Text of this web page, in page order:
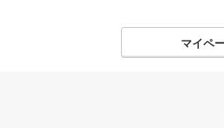
マイペ